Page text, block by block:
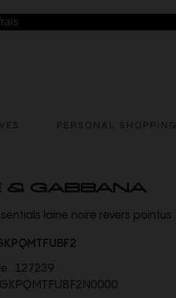
PERSONAL SHOPPING
& GABBANA
laine noire revers pointus
: 127239
GKPQMTFUBF2N0000